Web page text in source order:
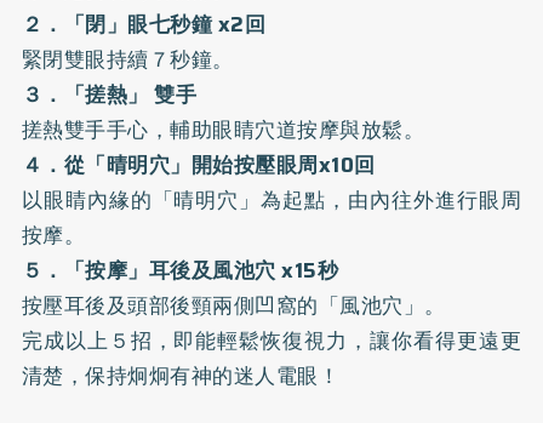
２．「閉」眼七秒鐘 x2回
緊閉雙眼持續７秒鐘。
３．「搓熱」 雙手
搓熱雙手手心，輔助眼睛穴道按摩與放鬆。
４．從「晴明穴」開始按壓眼周x10回
以眼睛內緣的「晴明穴」為起點，由內往外進行眼周
按摩。
５．「按摩」耳後及風池穴 x15秒
按壓耳後及頭部後頸兩側凹窩的「風池穴」。
完成以上５招，即能輕鬆恢復視力，讓你看得更遠更
清楚，保持炯炯有神的迷人電眼！